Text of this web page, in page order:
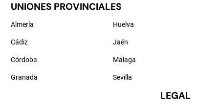
UNIONES PROVINCIALES
Almería
Cádiz
Córdoba
Granada
Huelva
Jaén
Málaga
Sevilla
LEGAL